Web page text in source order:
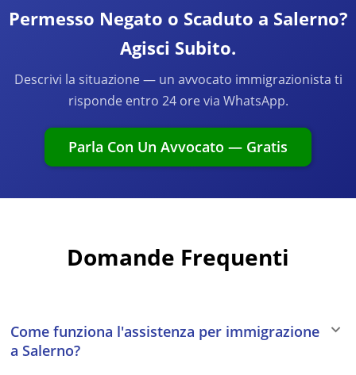
Permesso Negato o Scaduto a Salerno?
Agisci Subito.
Descrivi la situazione — un avvocato immigrazionista ti
risponde entro 24 ore via WhatsApp.
Parla Con Un Avvocato — Gratis
Domande Frequenti
Come funziona l'assistenza per immigrazione
a Salerno?